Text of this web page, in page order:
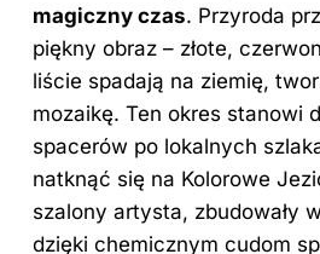
magiczny czas. Przyroda
piękny obraz – złote,
liście spadają na ziemię,
mozaikę. Ten okres stanowi
spacerów po lokalnych
natknąć się na Kolorowe
szalony artysta, zbudowały
dzięki chemicznym cudom